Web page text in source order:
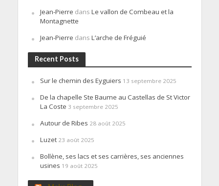
Jean-Pierre dans Le vallon de Combeau et la
Montagnette
Jean-Pierre dans L’arche de Fréguié
Recent Posts
Sur le chemin des Eyguiers 13 septembre 2025
De la chapelle Ste Baume au Castellas de St Victor
La Coste 3 septembre 2025
Autour de Ribes 28 août 2025
Luzet 23 août 2025
Bollène, ses lacs et ses carrières, ses anciennes
usines 19 août 2025